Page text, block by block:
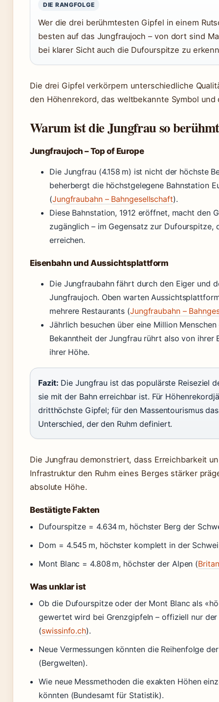
DIE RANGFOLGE
Wer die drei berühmtesten Gipfel in einem
besten auf das Jungfraujoch – von dort sind
bei klarer Sicht auch die Dufourspitze zu
Die drei Gipfel verkörpern unterschiedliche
den Höhenrekord, das weltbekannte Symbol
Warum ist die Jungfrau so
Jungfraujoch – Top of Europe
Die Jungfrau (4.158 m) ist nicht der höchste
beherbergt die höchstgelegene Bahnstation
(Jungfraubahn – Bahngesellschaft).
Diese Bahnstation, 1912 eröffnet, macht den
zugänglich – im Gegensatz zur Dufourspitze,
erreichen.
Eisenbahn und Aussichtsplattform
Die Jungfraubahn fährt durch den Eiger und
Jungfraujoch. Oben warten
mehrere Restaurants (Jungfraubahn –
Jährlich besuchen über eine Million
Bekanntheit der Jungfrau rührt also von ihrer
ihrer Höhe.
Fazit: Die Jungfrau ist das populärste Reiseziel
sie mit der Bahn erreichbar ist. Für
dritthöchste Gipfel; für den Massentourismus
Unterschied, der den Ruhm definiert.
Die Jungfrau demonstriert, dass Erreichbarkeit
Infrastruktur den Ruhm eines Berges stärker
absolute Höhe.
Bestätigte Fakten
Dufourspitze = 4.634 m, höchster Berg der
Dom = 4.545 m, höchster komplett in der
Mont Blanc = 4.808 m, höchster der Alpen (
Was unklar ist
Ob die Dufourspitze oder der Mont Blanc als
gewertet wird bei Grenzgipfeln – offiziell nur
(swissinfo.ch).
Neue Vermessungen könnten die Reihenfolge
(Bergwelten).
Wie neue Messmethoden die exakten Höhen
könnten (Bundesamt für Statistik).